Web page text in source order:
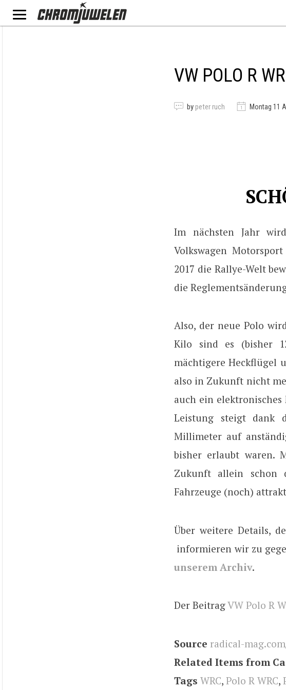
VW POLO R
by peter ruch Montag 11
Im nächsten Jahr
Volkswagen
2017 die Rallye-Welt
die
Also, der neue Polo
Kilo sind es (bisher
mächtigere Heckflügel
also in Zukunft nicht
auch ein
Leistung steigt dank
Millimeter auf
bisher erlaubt waren.
Zukunft allein schon
Fahrzeuge (noch)
Über weitere Details,
informieren wir zu
unserem Archiv.
Der BeitragVW Polo R
Source radical-
Related Items from
Tags WRC, Polo R WRC,